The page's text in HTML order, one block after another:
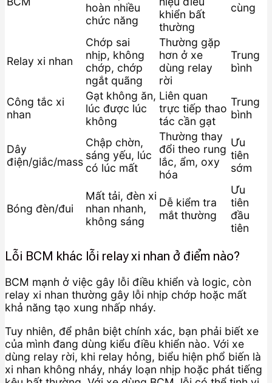
hoàn nhiều
chức năng
khiển bất
thường
cùng
Relay xi nhan
Chớp sai
nhịp, không
chớp, chớp
ngắt quãng
Thường gặp
hơn ở xe
dùng relay
rời
Trung
bình
Công tắc xi
nhan
Gạt không ăn,
lúc được lúc
không
Liên quan
trực tiếp thao
tác cần gạt
Trung
bình
Dây
điện/giắc/mass
Chập chờn,
sáng yếu, lúc
có lúc mất
Thường thay
đổi theo rung
lắc, ẩm, oxy
hóa
Ưu
tiên
sớm
Bóng đèn/đui
Mất tải, đèn xi
nhan nhanh,
không sáng
Dễ kiểm tra
mắt thường
Ưu
tiên
đầu
tiên
Lỗi BCM khác lỗi relay xi nhan ở điểm nào?
BCM mạnh ở việc gây lỗi điều khiển và logic, còn
relay xi nhan thường gây lỗi nhịp chớp hoặc mất
khả năng tạo xung nhấp nháy.
Tuy nhiên, để phân biệt chính xác, bạn phải biết xe
của mình đang dùng kiểu điều khiển nào. Với xe
dùng relay rời, khi relay hỏng, biểu hiện phổ biến là
xi nhan không nháy, nháy loạn nhịp hoặc phát tiếng